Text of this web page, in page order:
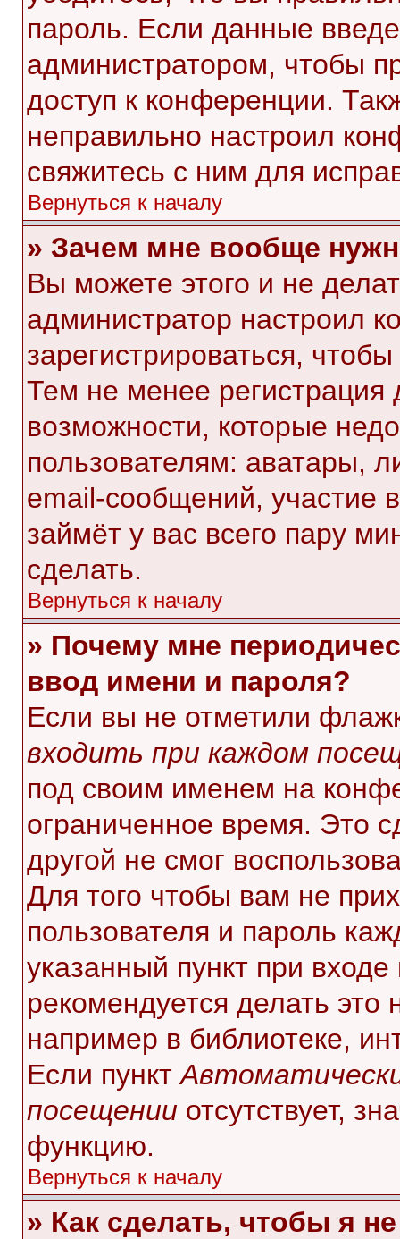
пароль. Если данные
администратором, чтобы
доступ к конференции.
неправильно настроил
свяжитесь с ним для
Вернуться к началу
» Зачем мне вообще
Вы можете этого и не
администратор настроил
зарегистрироваться,
Тем не менее
возможности, которые
пользователям: аватары,
email-сообщений, участие
займёт у вас всего пару
сделать.
Вернуться к началу
» Почему мне
ввод имени и пароля?
Если вы не отметили
входить при каждом
под своим именем на
ограниченное время. Это
другой не смог
Для того чтобы вам не
пользователя и пароль
указанный пункт при
рекомендуется делать
например в библиотеке,
Если пункт
посещении отсутствует,
функцию.
Вернуться к началу
» Как сделать, чтобы я